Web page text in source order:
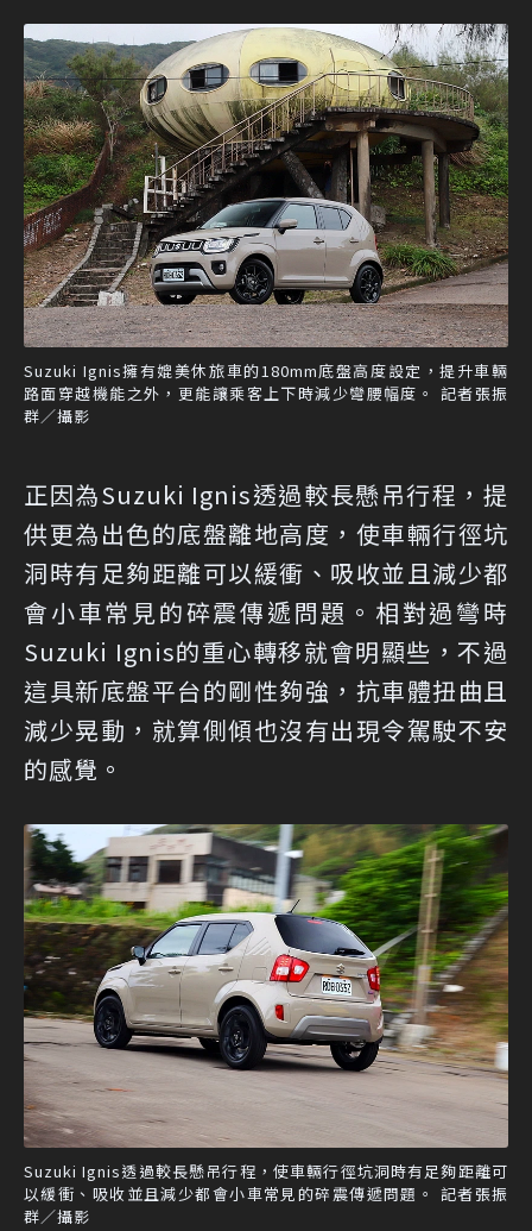
Suzuki Ignis擁有媲美休旅車的180mm底盤高度設定，提升車輛
路面穿越機能之外，更能讓乘客上下時減少彎腰幅度。 記者張振
群／攝影
正因為Suzuki Ignis透過較長懸吊行程，提
供更為出色的底盤離地高度，使車輛行徑坑
洞時有足夠距離可以緩衝、吸收並且減少都
會小車常見的碎震傳遞問題。相對過彎時
Suzuki Ignis的重心轉移就會明顯些，不過
這具新底盤平台的剛性夠強，抗車體扭曲且
減少晃動，就算側傾也沒有出現令駕駛不安
的感覺。
Suzuki Ignis透過較長懸吊行程，使車輛行徑坑洞時有足夠距離可
以緩衝、吸收並且減少都會小車常見的碎震傳遞問題。 記者張振
群／攝影